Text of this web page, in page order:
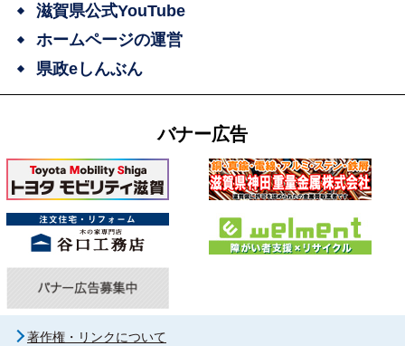
滋賀県公式YouTube
ホームページの運営
県政eしんぶん
バナー広告
著作権・リンクについて